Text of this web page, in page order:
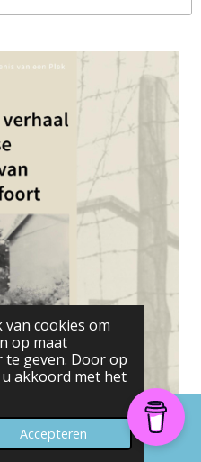
cookies om
op maat
te geven. Door op
u akkoord met het
Accepteren